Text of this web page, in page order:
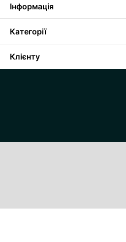
Інформація
Категорії
Клієнту